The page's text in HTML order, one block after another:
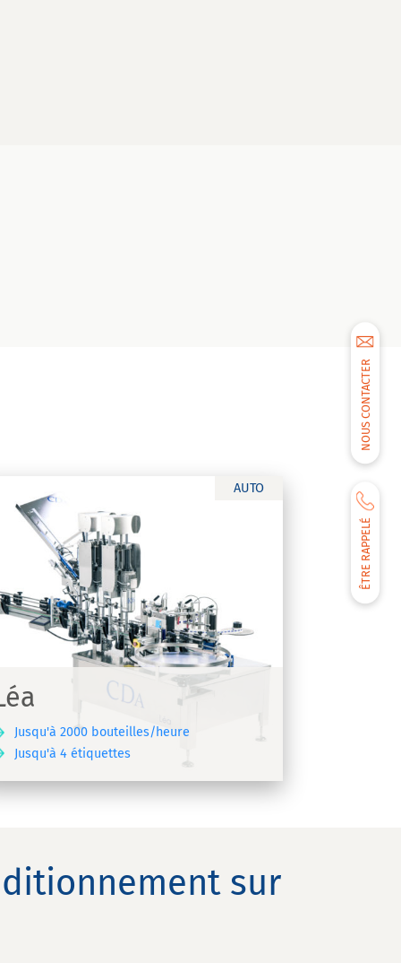
NOUS CONTACTER
ÊTRE RAPPELÉ
AUTO
Jusqu'à 2000 bouteilles/heure
Jusqu'à 4 étiquettes
sur